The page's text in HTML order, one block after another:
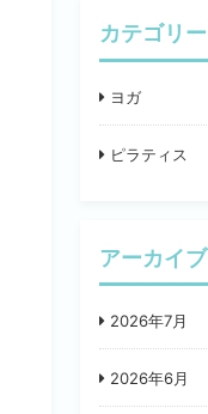
カテゴリー
ヨガ
ピラティス
アーカイブ
2026年7月
2026年6月